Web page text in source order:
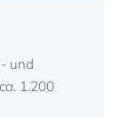
und
1.200